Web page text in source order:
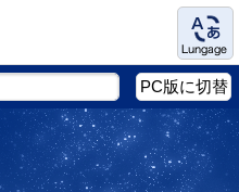
Language
PC版に切替